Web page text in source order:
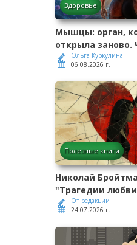
Здоровье
Мышцы: орган,
открыла заново.
Ольга Куркулина
06.08.2026 г.
Полезные книги
Николай
"Трагедии
От редакции
24.07.2026 г.